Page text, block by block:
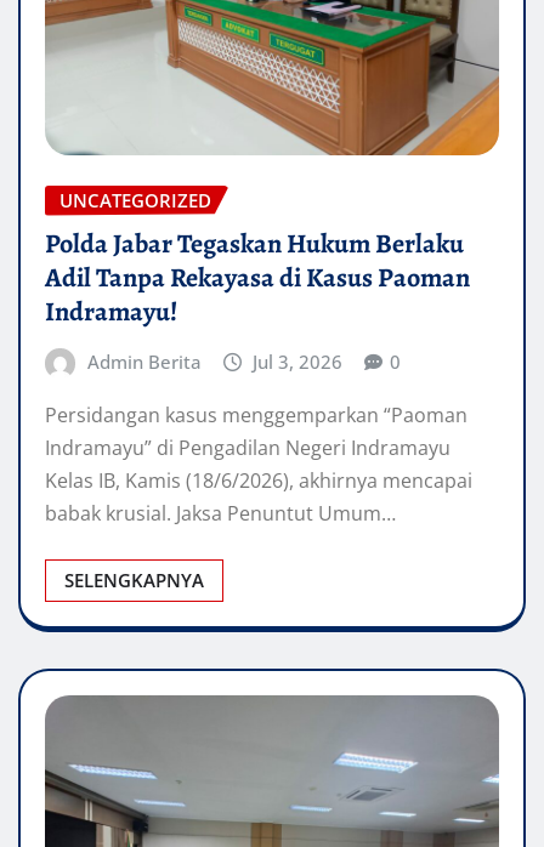
UNCATEGORIZED
Polda Jabar Tegaskan Hukum Berlaku
Adil Tanpa Rekayasa di Kasus Paoman
Indramayu!
Admin Berita Jul 3, 2026 0
Persidangan kasus menggemparkan “Paoman
Indramayu” di Pengadilan Negeri Indramayu
Kelas IB, Kamis (18/6/2026), akhirnya mencapai
babak krusial. Jaksa Penuntut Umum…
SELENGKAPNYA